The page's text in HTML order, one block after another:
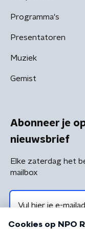
Programma's
Presentatoren
Muziek
Gemist
Abonneer je
nieuwsbrief
Elke zaterdag het
mailbox